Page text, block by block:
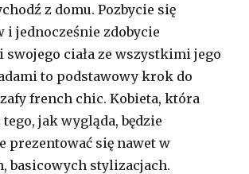
z domu. Pozbycie się
i jednocześnie zdobycie
swojego ciała ze wszystkimi jego
to podstawowy krok do
french chic. Kobieta, która
jak wygląda, będzie
prezentować się nawet w
basicowych stylizacjach.